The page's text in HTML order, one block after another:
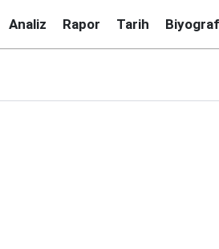
Analiz Rapor Tarih